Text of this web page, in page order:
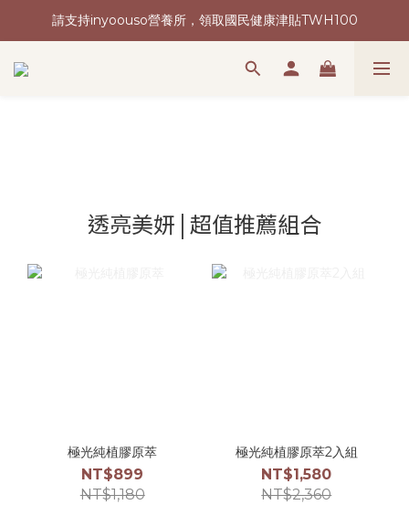
新會員加入再送購物金(現領現折)
請支持inyoouso營養所，領取國民健康津貼TWH100
讓台灣健康再次偉大 | 2026我們想要做的事
透亮美妍 | 超值推薦組合
極光純植膠原萃
NT$899
NT$1,180
極光純植膠原萃2入組
NT$1,580
NT$2,360